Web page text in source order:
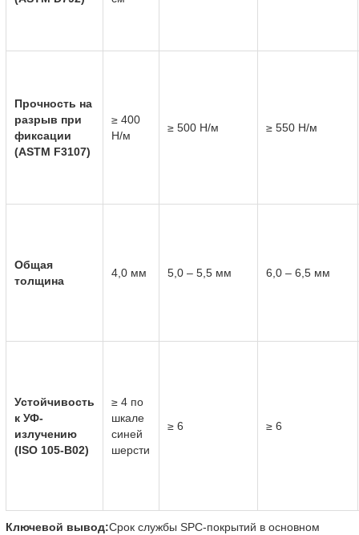
Прочность на
разрыв при
фиксации
(ASTM F3107)
≥ 400
Н/м
≥ 500 Н/м ≥ 550 Н/м
Общая
толщина
4,0 мм 5,0 – 5,5 мм 6,0 – 6,5 мм
Устойчивость
к УФ-
излучению
(ISO 105-B02)
≥ 4 по
шкале
синей
шерсти
≥ 6 ≥ 6
Ключевой вывод:Срок службы SPC-покрытий в основном